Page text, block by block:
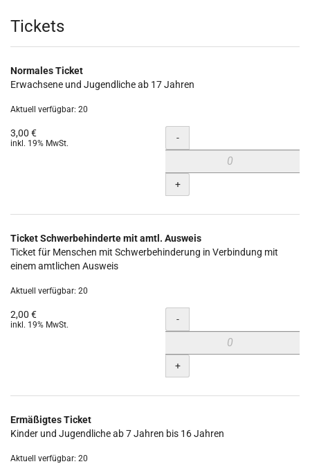
Produkte
Tickets
Normales Ticket
Erwachsene und Jugendliche ab 17 Jahren
Aktuell verfügbar: 20
3,00 €
inkl. 19% MwSt. Menge
-
+
Ticket Schwerbehinderte mit amtl. Ausweis
Ticket für Menschen mit Schwerbehinderung in Verbindung mit
einem amtlichen Ausweis
Aktuell verfügbar: 20
2,00 €
inkl. 19% MwSt. Menge
-
+
Ermäßigtes Ticket
Kinder und Jugendliche ab 7 Jahren bis 16 Jahren
Aktuell verfügbar: 20